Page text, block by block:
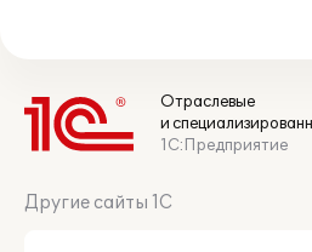
Отраслевые
и
1С:Предприятие
Другие сайты 1С